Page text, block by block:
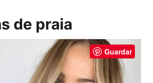
de praia
Guardar